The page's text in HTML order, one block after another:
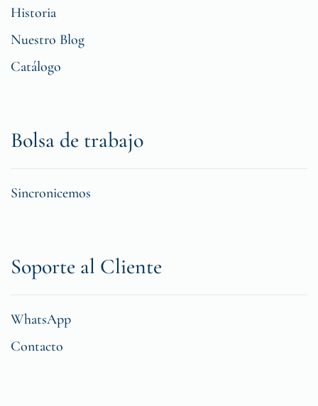
Historia
Nuestro Blog
Catálogo
Bolsa de trabajo
Sincronicemos
Soporte al Cliente
WhatsApp
Contacto